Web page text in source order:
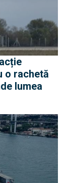
o rachetă
lumea